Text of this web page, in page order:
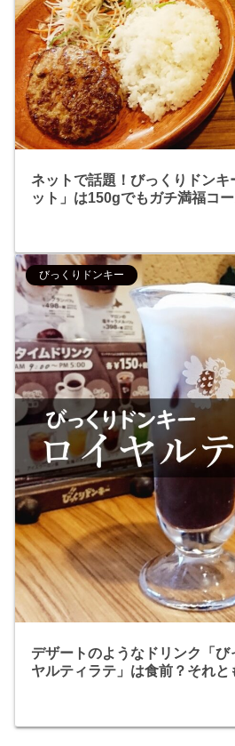
ネットで話題！びっくりドンキ
ット」は150gでもガチ満福コ
びっくりドンキー
デザートのようなドリンク「び
ヤルティラテ」は食前？それと